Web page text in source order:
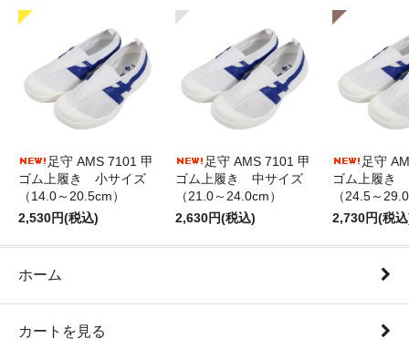
足守 AMS 7101 甲
ゴム上履き 小サイズ
（14.0～20.5cm）
2,530円(税込)
足守 AMS 7101 甲
ゴム上履き 中サイズ
（21.0～24.0cm）
2,630円(税込)
足守
ゴム上履き
（24.5～
2,730円(税
ホーム
カートを見る